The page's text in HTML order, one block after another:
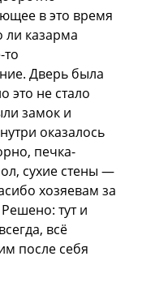
в это время
ли казарма
то
Дверь была
это не стало
замок и
оказалось
печка-
сухие стены —
хозяевам за
тут и
всё
после себя